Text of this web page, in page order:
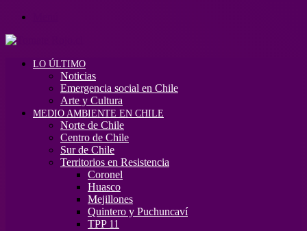
LO ÚLTIMO
Noticias
Emergencia social en Chile
Arte y Cultura
MEDIO AMBIENTE EN CHILE
Norte de Chile
Centro de Chile
Sur de Chile
Territorios en Resistencia
Coronel
Huasco
Mejillones
Quintero y Puchuncaví
TPP 11